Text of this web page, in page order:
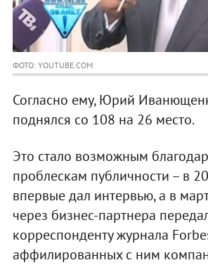
ФОТО: YOUTUBE.COM
Согласно ему, Юрий
поднялся со 108 на 26 место.
Это стало возможным
проблескам публичности – в
впервые дал интервью, а в
через бизнес-партнера
корреспонденту журнала
аффилированных с ним